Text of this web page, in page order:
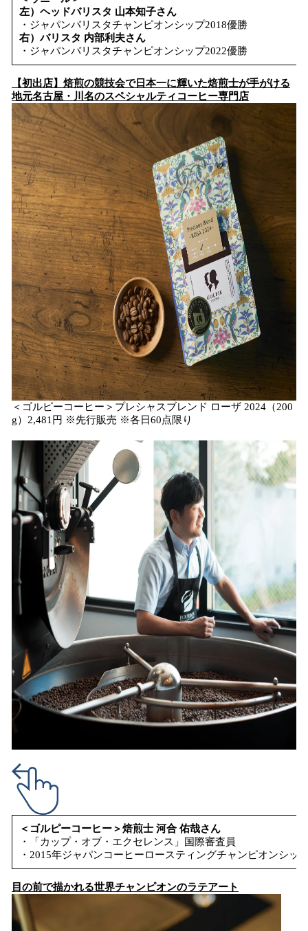
左）ヘッドバリスタ 山本知子さん
・ジャパンバリスタチャンピオンシップ2018優勝
右）バリスタ 内部利夫さん
・ジャパンバリスタチャンピオンシップ2022優勝
【初出店】焙煎の競技会で日本一に輝いた焙煎士が手がける
地元名古屋・川名のスペシャルティコーヒー専門店
＜ゴルピーコーヒー＞プレシャスブレンド ローザ 2024（200
g）2,481円 ※先行販売 ※各日60点限り
＜ゴルピーコーヒー＞焙煎士 河合 佑哉さん
・「カップ・オブ・エクセレンス」国際審査員
・2015年ジャパンコーヒーロースティングチャンピオンシッ
目の前で描かれる世界チャンピオンのラテアート